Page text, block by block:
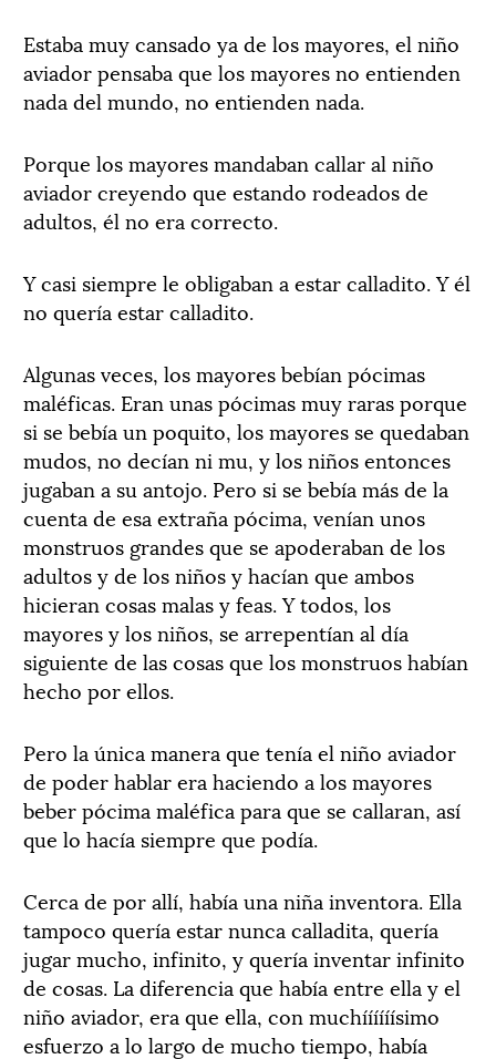
Estaba muy cansado ya de los mayores, el niño
aviador pensaba que los mayores no entienden
nada del mundo, no entienden nada.
Porque los mayores mandaban callar al niño
aviador creyendo que estando rodeados de
adultos, él no era correcto.
Y casi siempre le obligaban a estar calladito. Y él
no quería estar calladito.
Algunas veces, los mayores bebían pócimas
maléficas. Eran unas pócimas muy raras porque
si se bebía un poquito, los mayores se quedaban
mudos, no decían ni mu, y los niños entonces
jugaban a su antojo. Pero si se bebía más de la
cuenta de esa extraña pócima, venían unos
monstruos grandes que se apoderaban de los
adultos y de los niños y hacían que ambos
hicieran cosas malas y feas. Y todos, los
mayores y los niños, se arrepentían al día
siguiente de las cosas que los monstruos habían
hecho por ellos.
Pero la única manera que tenía el niño aviador
de poder hablar era haciendo a los mayores
beber pócima maléfica para que se callaran, así
que lo hacía siempre que podía.
Cerca de por allí, había una niña inventora. Ella
tampoco quería estar nunca calladita, quería
jugar mucho, infinito, y quería inventar infinito
de cosas. La diferencia que había entre ella y el
niño aviador, era que ella, con muchíííííísimo
esfuerzo a lo largo de mucho tiempo, había